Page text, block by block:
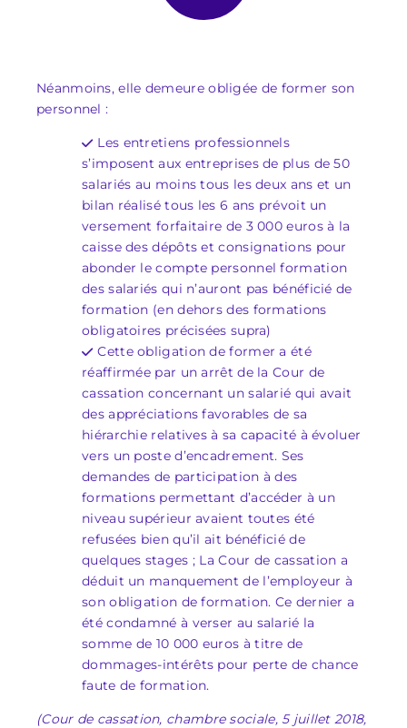
Néanmoins, elle demeure obligée de former son
personnel :
Les entretiens professionnels
s’imposent aux entreprises de plus de 50
salariés au moins tous les deux ans et un
bilan réalisé tous les 6 ans prévoit un
versement forfaitaire de 3 000 euros à la
caisse des dépôts et consignations pour
abonder le compte personnel formation
des salariés qui n’auront pas bénéficié de
formation (en dehors des formations
obligatoires précisées supra)
Cette obligation de former a été
réaffirmée par un arrêt de la Cour de
cassation concernant un salarié qui avait
des appréciations favorables de sa
hiérarchie relatives à sa capacité à évoluer
vers un poste d’encadrement. Ses
demandes de participation à des
formations permettant d’accéder à un
niveau supérieur avaient toutes été
refusées bien qu’il ait bénéficié de
quelques stages ; La Cour de cassation a
déduit un manquement de l’employeur à
son obligation de formation. Ce dernier a
été condamné à verser au salarié la
somme de 10 000 euros à titre de
dommages-intérêts pour perte de chance
faute de formation.
(Cour de cassation, chambre sociale, 5 juillet 2018,